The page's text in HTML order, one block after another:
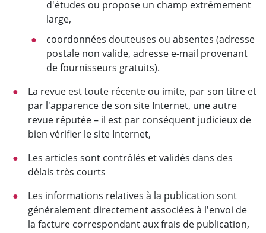
d'études ou propose un champ extrêmement
large,
coordonnées douteuses ou absentes (adresse
postale non valide, adresse e-mail provenant
de fournisseurs gratuits).
La revue est toute récente ou imite, par son titre et
par l'apparence de son site Internet, une autre
revue réputée – il est par conséquent judicieux de
bien vérifier le site Internet,
Les articles sont contrôlés et validés dans des
délais très courts
Les informations relatives à la publication sont
généralement directement associées à l'envoi de
la facture correspondant aux frais de publication,